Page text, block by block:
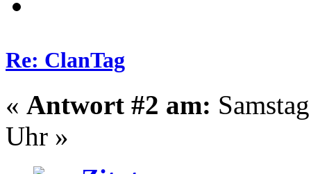
Re: ClanTag
« Antwort #2 am:
Uhr »